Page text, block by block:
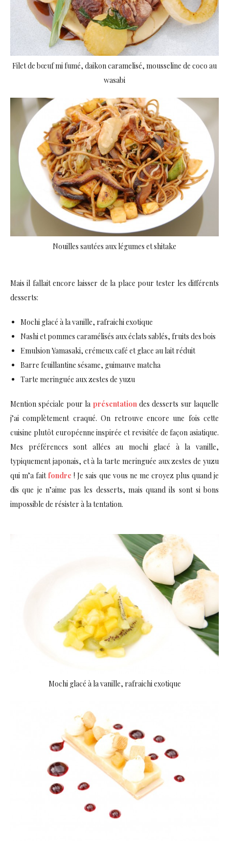
Filet de bœuf mi fumé, daikon caramelisé, mousseline de coco au
wasabi
Nouilles sautées aux légumes et shitake
Mais il fallait encore laisser de la place pour tester les différents
desserts:
Mochi glacé à la vanille, rafraichi exotique
Nashi et pommes caramélisés aux éclats sablés, fruits des bois
Emulsion Yamasaki, crémeux café et glace au lait réduit
Barre feuillantine sésame, guimauve matcha
Tarte meringuée aux zestes de yuzu
Mention spéciale pour la présentation des desserts sur laquelle
j’ai complètement craqué. On retrouve encore une fois cette
cuisine plutôt européenne inspirée et revisitée de façon asiatique.
Mes préférences sont allées au mochi glacé à la vanille,
typiquement japonais, et à la tarte meringuée aux zestes de yuzu
qui m’a faitfondre ! Je sais que vous ne me croyez plus quand je
dis que je n’aime pas les desserts, mais quand ils sont si bons
impossible de résister à la tentation.
Mochi glacé à la vanille, rafraichi exotique